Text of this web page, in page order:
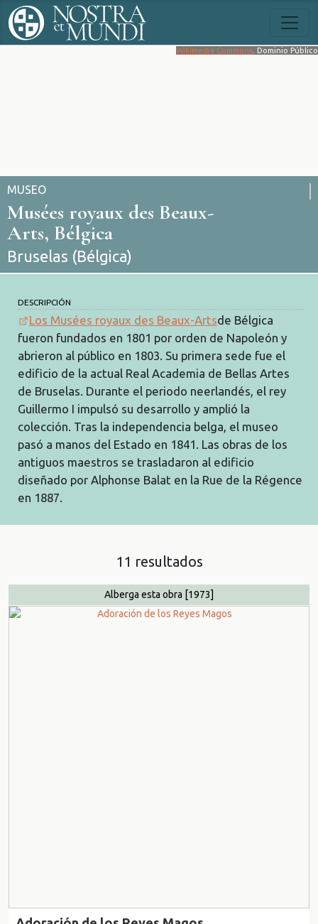
Wikimedia Commons . Dominio Público
MUSEO
Musées royaux des Beaux-
Arts, Bélgica
Bruselas (Bélgica)
DESCRIPCIÓN
Los Musées royaux des Beaux-Artsde Bélgica
fueron fundados en 1801 por orden de Napoleón y
abrieron al público en 1803. Su primera sede fue el
edificio de la actual Real Academia de Bellas Artes
de Bruselas. Durante el periodo neerlandés, el rey
Guillermo I impulsó su desarrollo y amplió la
colección. Tras la independencia belga, el museo
pasó a manos del Estado en 1841. Las obras de los
antiguos maestros se trasladaron al edificio
diseñado por Alphonse Balat en la Rue de la Régence
en 1887.
11 resultados
Alberga esta obra [1973]